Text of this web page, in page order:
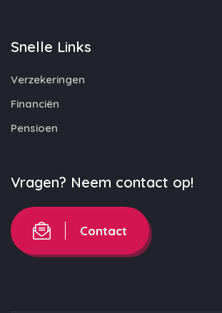
Snelle Links
Verzekeringen
Financiën
Pensioen
Vragen? Neem contact op!
Contact